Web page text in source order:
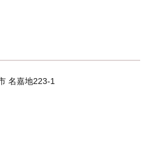
名嘉地223-1